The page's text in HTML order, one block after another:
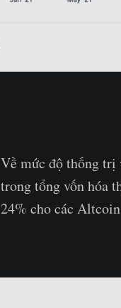
Về mức độ thống trị
trong tổng vốn hóa
24% cho các